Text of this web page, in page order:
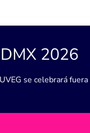
2026
se celebrará